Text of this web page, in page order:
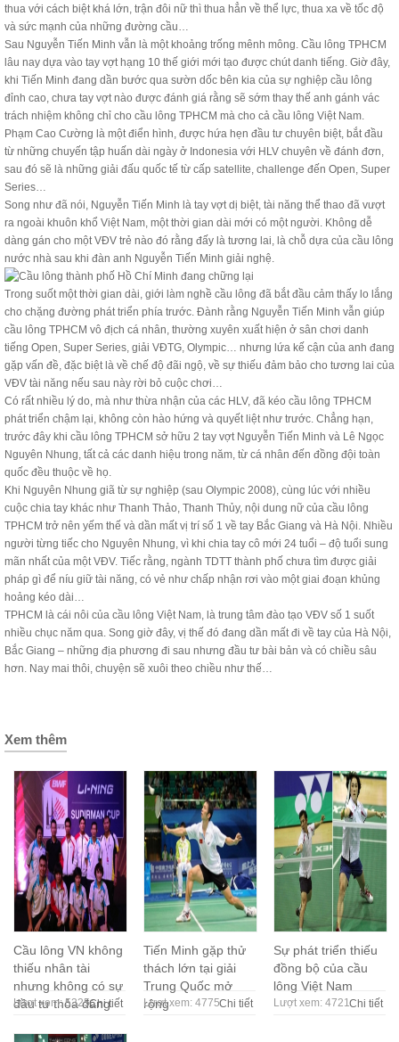
thua với cách biệt khá lớn, trận đôi nữ thì thua hẳn về thể lực, thua xa về tốc độ
và sức mạnh của những đường cầu…
Sau Nguyễn Tiến Minh vẫn là một khoảng trống mênh mông. Cầu lông TPHCM
lâu nay dựa vào tay vợt hạng 10 thế giới mới tạo được chút danh tiếng. Giờ đây,
khi Tiến Minh đang dần bước qua sườn dốc bên kia của sự nghiệp cầu lông
đỉnh cao, chưa tay vợt nào được đánh giá rằng sẽ sớm thay thế anh gánh vác
trách nhiệm không chỉ cho cầu lông TPHCM mà cho cả cầu lông Việt Nam.
Phạm Cao Cường là một điển hình, được hứa hẹn đầu tư chuyên biệt, bắt đầu
từ những chuyến tập huấn dài ngày ở Indonesia với HLV chuyên về đánh đơn,
sau đó sẽ là những giải đấu quốc tế từ cấp satellite, challenge đến Open, Super
Series…
Song như đã nói, Nguyễn Tiến Minh là tay vợt dị biệt, tài năng thể thao đã vượt
ra ngoài khuôn khổ Việt Nam, một thời gian dài mới có một người. Không dễ
dàng gán cho một VĐV trẻ nào đó rằng đấy là tương lai, là chỗ dựa của cầu lông
nước nhà sau khi đàn anh Nguyễn Tiến Minh giải nghệ.
Trong suốt một thời gian dài, giới làm nghề cầu lông đã bắt đầu cảm thấy lo lắng
cho chặng đường phát triển phía trước. Đành rằng Nguyễn Tiến Minh vẫn giúp
cầu lông TPHCM vô địch cá nhân, thường xuyên xuất hiện ở sân chơi danh
tiếng Open, Super Series, giải VĐTG, Olympic… nhưng lứa kế cận của anh đang
gặp vấn đề, đặc biệt là về chế độ đãi ngộ, về sự thiếu đảm bảo cho tương lai của
VĐV tài năng nếu sau này rời bỏ cuộc chơi…
Có rất nhiều lý do, mà như thừa nhận của các HLV, đã kéo cầu lông TPHCM
phát triển chậm lại, không còn hào hứng và quyết liệt như trước. Chẳng hạn,
trước đây khi cầu lông TPHCM sở hữu 2 tay vợt Nguyễn Tiến Minh và Lê Ngọc
Nguyên Nhung, tất cả các danh hiệu trong năm, từ cá nhân đến đồng đội toàn
quốc đều thuộc về họ.
Khi Nguyên Nhung giã từ sự nghiệp (sau Olympic 2008), cùng lúc với nhiều
cuộc chia tay khác như Thanh Thảo, Thanh Thủy, nội dung nữ của cầu lông
TPHCM trở nên yếm thế và dần mất vị trí số 1 về tay Bắc Giang và Hà Nội. Nhiều
người từng tiếc cho Nguyên Nhung, vì khi chia tay cô mới 24 tuổi – độ tuổi sung
mãn nhất của một VĐV. Tiếc rằng, ngành TDTT thành phố chưa tìm được giải
pháp gì để níu giữ tài năng, có vẻ như chấp nhận rơi vào một giai đoạn khủng
hoảng kéo dài…
TPHCM là cái nôi của cầu lông Việt Nam, là trung tâm đào tạo VĐV số 1 suốt
nhiều chục năm qua. Song giờ đây, vị thế đó đang dần mất đi về tay của Hà Nội,
Bắc Giang – những địa phương đi sau nhưng đầu tư bài bản và có chiều sâu
hơn. Nay mai thôi, chuyện sẽ xuôi theo chiều như thế…
Xem thêm
Cầu lông VN không
thiếu nhân tài
nhưng không có sự
đầu tư thỏa đáng
Lượt xem: 5325Chi tiết
Tiến Minh gặp thử
thách lớn tại giải
Trung Quốc mở
rộng
Lượt xem: 4775Chi tiết
Sự phát triển thiếu
đồng bộ của cầu
lông Việt Nam
Lượt xem: 4721Chi tiết